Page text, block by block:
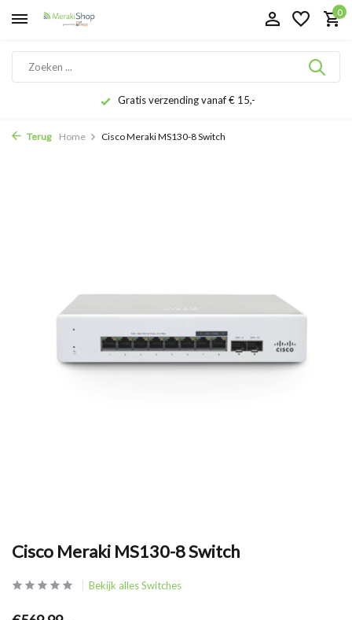
0
Gratis verzending vanaf € 15,-
Terug Home Cisco Meraki MS130-8 Switch
Cisco Meraki MS130-8 Switch
Bekijk alles Switches